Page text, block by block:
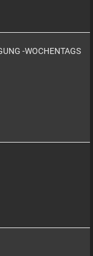
-WOCHENTAGS